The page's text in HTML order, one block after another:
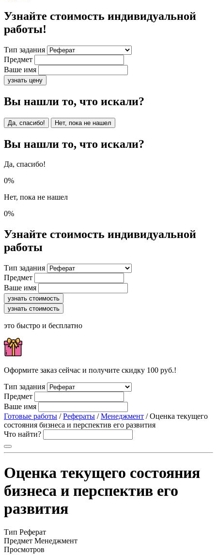
Узнайте стоимость индивидуальной
работы!
Тип задания
Предмет
Ваше имя
узнать цену
Вы нашли то, что искали?
Да, спасибо! Нет, пока не нашел
Вы нашли то, что искали?
Да, спасибо!
0%
Нет, пока не нашел
0%
Узнайте стоимость индивидуальной
работы
Тип задания
Предмет
Ваше имя
узнать стоимость
узнать стоимость
это быстро и бесплатно
Оформите заказ сейчас и получите скидку 100 руб.!
Тип задания
Предмет
Ваше имя
Готовые работы /Рефераты /Менеджмент / Оценка текущего
состояния бизнеса и перспектив его развития
Что найти?
Оценка текущего состояния
бизнеса и перспектив его
развития
Тип Реферат
Предмет Менеджмент
Просмотров